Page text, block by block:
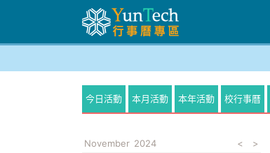
今日活動 本月活動 本年活動 校行事曆
November 2024 < >